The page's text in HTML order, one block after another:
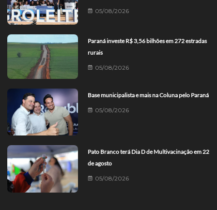
05/08/2026
Paraná investe R$ 3,56 bilhões em 272 estradas
rurais
05/08/2026
Base municipalista e mais na Coluna pelo Paraná
05/08/2026
Pato Branco terá Dia D de Multivacinação em 22
de agosto
05/08/2026